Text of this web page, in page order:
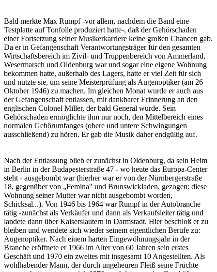
Bald merkte Max Rumpf -vor allem, nachdem die Band eine
Testplatte auf Tonfolle produziert hatte-, daß der Gehörschaden
einer Fortsetzung seiner Musikerkarriere keine großen Chancen gab.
Da er in Gefangenschaft Verantwortungsträger für den gesamten
Wirtschaftsbereich im Zivil- und Truppenbereich von Ammerland,
Wesermarsch und Oldenburg war und sogar eine eigene Wohnung
bekommen hatte, außerhalb des Lagers, hatte er viel Zeit für sich
und nutzte sie, um seine Meisterprüfung als Augenoptiker (am 26
Oktober 1946) zu machen. Im gleichen Monat wurde er auch aus
der Gefangenschaft entlassen, mit dankbarer Erinnerung an den
englischen Colonel Miller, der bald General wurde. Sein
Gehörschaden ermöglichte ihm nur noch, den Mittelbereich eines
normalen Gehörumfanges (obere und untere Schwingungen
ausschließend) zu hören. Er gab die Musik daher endgültig auf.
Nach der Entlassung blieb er zunächst in Oldenburg, da sein Heim
in Berlin in der Budapesterstraße 47 - wo heute das Europa-Center
steht - ausgebombt war (hierher war er von der Nürnbergerstraße
18, gegenüber von „Femina" und Brunswickladen, gezogen: diese
Wohnung seiner Mutter war nicht ausgebombt worden,
Schicksal...). Von 1946 bis 1964 war Rumpf in der Autobranche
tätig -zunächst als Verkäufer und dann als Verkaufsleiter tätig und
landete dann über Kaiserslautern in Darmstadt. Hier beschloß er zu
bleiben und wendete sich wieder seinem eigentlichen Berufe zu:
Augenoptiker. Nach einem harten Eingewöhnungsjahr in der
Branche eröffnete er 1966 im Alter von 60 Jahren sein erstes
Geschäft und 1970 ein zweites mit insgesamt 10 Angestellten. Als
wohlhabender Mann, der durch ungeheuren Fleiß seine Früchte